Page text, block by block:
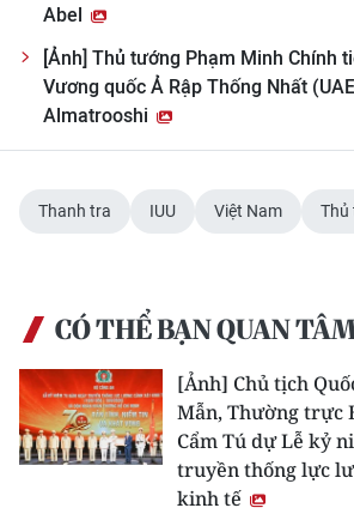
Abel
[Ảnh] Thủ tướng Phạm Minh Chính
Vương quốc Ả Rập Thống Nhất
Almatrooshi
Thanh tra IUU Việt Nam Thủ
CÓ THỂ BẠN QUAN
[Ảnh] Chủ tịch
Mẫn, Thường trực
Cẩm Tú dự Lễ kỷ
truyền thống lực
kinh tế